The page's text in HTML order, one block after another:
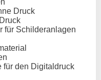
Druck
für Schilderanlagen
für den Digitaldruck